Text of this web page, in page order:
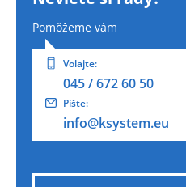
Pomôžeme vám
Volajte:
045 / 672 60 50
Píšte:
info@ksystem.eu